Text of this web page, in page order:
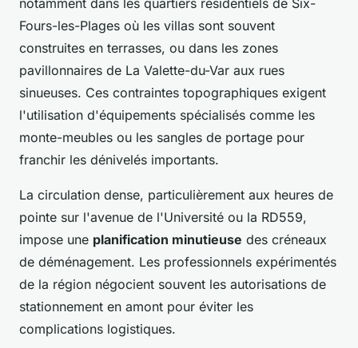
Fours-les-Plages où les villas sont souvent
construites en terrasses, ou dans les zones
pavillonnaires de La Valette-du-Var aux rues
sinueuses. Ces contraintes topographiques exigent
l'utilisation d'équipements spécialisés comme les
monte-meubles ou les sangles de portage pour
franchir les dénivelés importants.
La circulation dense, particulièrement aux heures de
pointe sur l'avenue de l'Université ou la RD559,
impose une planification minutieuse des créneaux
de déménagement. Les professionnels expérimentés
de la région négocient souvent les autorisations de
stationnement en amont pour éviter les
complications logistiques.